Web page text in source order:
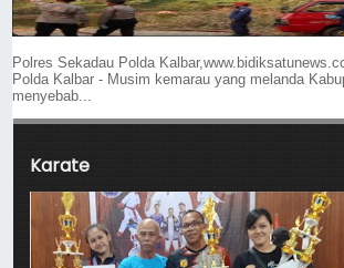
Polres Sekadau Polda
Polda Kalbar - Musim kemarau yang melanda
menyebab...
Karate